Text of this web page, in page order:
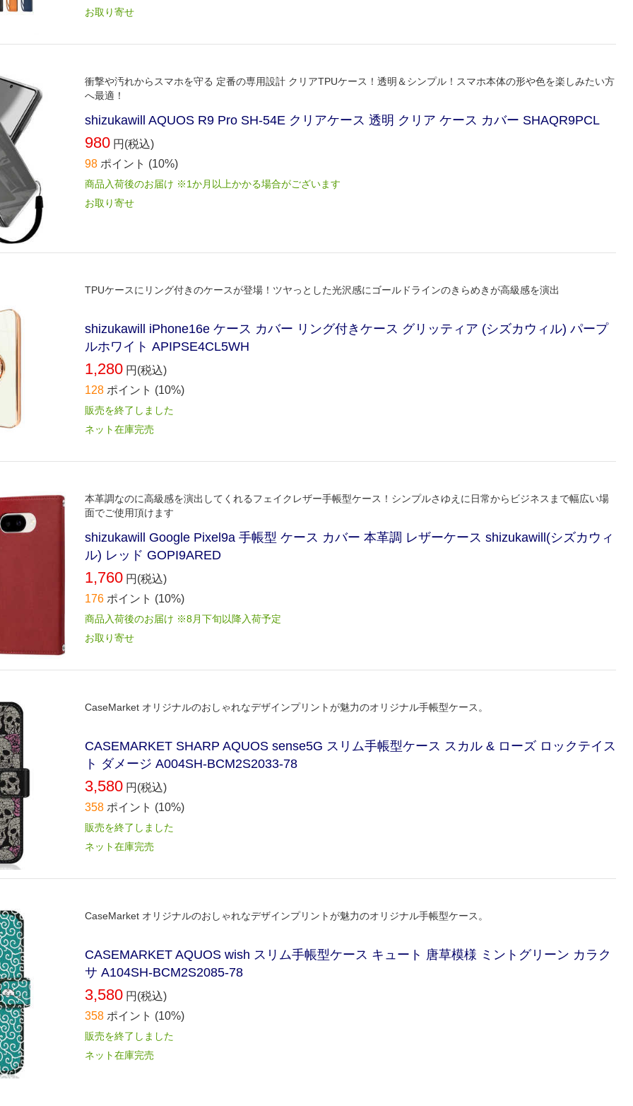
お取り寄せ
衝撃や汚れからスマホを守る 定番の専用設計 クリアTPUケース！透明＆シンプル！スマホ本体の形や色を楽しみたい方
へ最適！
shizukawill AQUOS R9 Pro SH-54E クリアケース 透明 クリア ケース カバー SHAQR9PCL
980 円(税込)
98 ポイント (10%)
商品入荷後のお届け ※1か月以上かかる場合がございます
お取り寄せ
TPUケースにリング付きのケースが登場！ツヤっとした光沢感にゴールドラインのきらめきが高級感を演出
shizukawill iPhone16e ケース カバー リング付きケース グリッティア (シズカウィル) パープ
ルホワイト APIPSE4CL5WH
1,280 円(税込)
128 ポイント (10%)
販売を終了しました
ネット在庫完売
本革調なのに高級感を演出してくれるフェイクレザー手帳型ケース！シンプルさゆえに日常からビジネスまで幅広い場
面でご使用頂けます
shizukawill Google Pixel9a 手帳型 ケース カバー 本革調 レザーケース shizukawill(シズカウィ
ル) レッド GOPI9ARED
1,760 円(税込)
176 ポイント (10%)
商品入荷後のお届け ※8月下旬以降入荷予定
お取り寄せ
CaseMarket オリジナルのおしゃれなデザインプリントが魅力のオリジナル手帳型ケース。
CASEMARKET SHARP AQUOS sense5G スリム手帳型ケース スカル & ローズ ロックテイス
ト ダメージ A004SH-BCM2S2033-78
3,580 円(税込)
358 ポイント (10%)
販売を終了しました
ネット在庫完売
CaseMarket オリジナルのおしゃれなデザインプリントが魅力のオリジナル手帳型ケース。
CASEMARKET AQUOS wish スリム手帳型ケース キュート 唐草模様 ミントグリーン カラク
サ A104SH-BCM2S2085-78
3,580 円(税込)
358 ポイント (10%)
販売を終了しました
ネット在庫完売